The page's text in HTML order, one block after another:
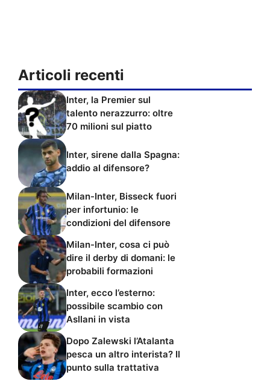
Articoli recenti
Inter, la Premier sul
talento nerazzurro: oltre
70 milioni sul piatto
Inter, sirene dalla Spagna:
addio al difensore?
Milan-Inter, Bisseck fuori
per infortunio: le
condizioni del difensore
Milan-Inter, cosa ci può
dire il derby di domani: le
probabili formazioni
Inter, ecco l’esterno:
possibile scambio con
Asllani in vista
Dopo Zalewski l’Atalanta
pesca un altro interista? Il
punto sulla trattativa